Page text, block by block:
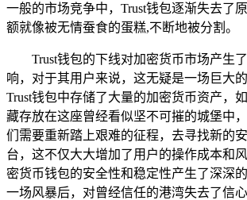
一般的市场竞争中，Trust钱包逐渐失去了
额就像被无情蚕食的蛋糕,不断地被分割。
Trust钱包的下线对加密货币市场产生
响，对于其用户来说，这无疑是一场巨大
Trust钱包中存储了大量的加密货币资产，
藏存放在这座曾经看似坚不可摧的城堡中
们需要重新踏上艰难的征程，去寻找新的
台，这不仅大大增加了用户的操作成本和
密货币钱包的安全性和稳定性产生了深深
一场风暴后，对曾经信任的港湾失去了信